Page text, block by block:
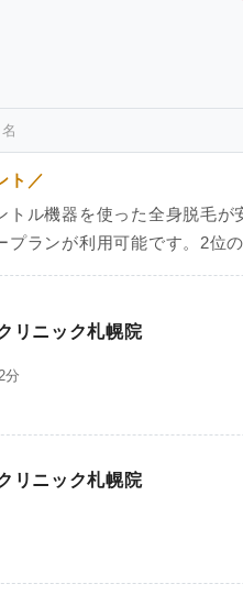
ト／
トル機器を使った全身脱毛
プランが利用可能です。2位
リニック札幌院
分
リニック札幌院